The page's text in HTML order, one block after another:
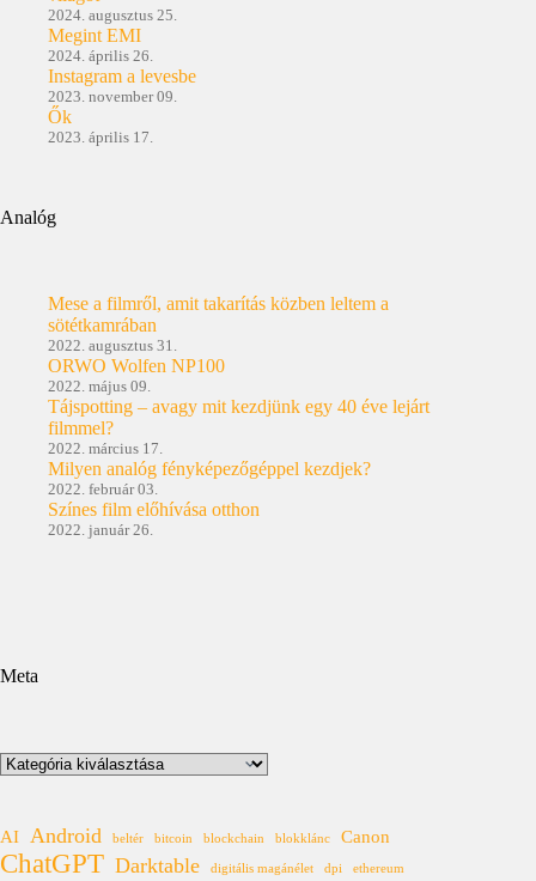
2024. augusztus 25.
Megint EMI
2024. április 26.
Instagram a levesbe
2023. november 09.
Ők
2023. április 17.
Analóg
Mese a filmről, amit takarítás közben leltem a
sötétkamrában
2022. augusztus 31.
ORWO Wolfen NP100
2022. május 09.
Tájspotting – avagy mit kezdjünk egy 40 éve lejárt
filmmel?
2022. március 17.
Milyen analóg fényképezőgéppel kezdjek?
2022. február 03.
Színes film előhívása otthon
2022. január 26.
Meta
Kategóriák
AI Android beltér bitcoin blockchain blokklánc Canon
ChatGPT Darktable digitális magánélet dpi ethereum